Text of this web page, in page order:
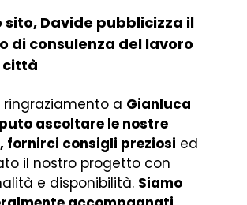
sito, Davide pubblicizza il
di consulenza del lavoro
città
ringraziamento a Gianluca
ascoltare le nostre
fornirci consigli preziosi ed
il nostro progetto con
e disponibilità. Siamo